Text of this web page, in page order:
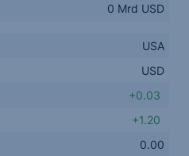
0 Mrd USD
USA
USD
+0.03
+1.20
0.00